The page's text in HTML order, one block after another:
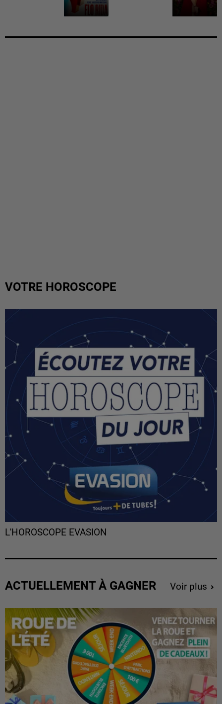
VOTRE HOROSCOPE
L'HOROSCOPE EVASION
ACTUELLEMENT À GAGNER Voir plus